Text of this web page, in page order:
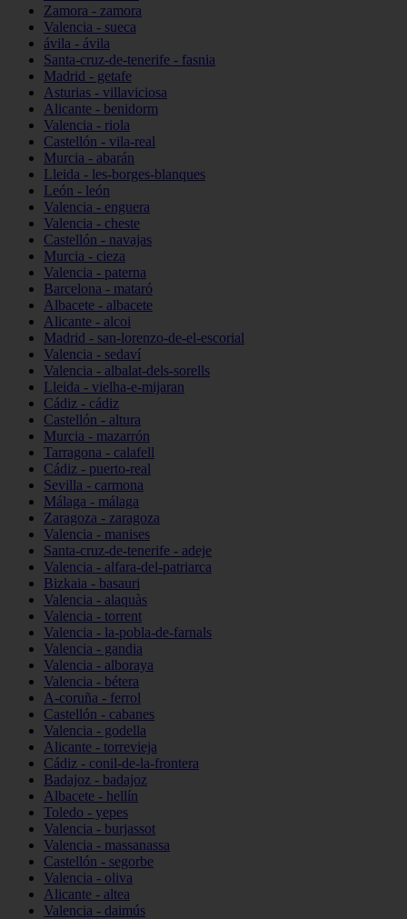
Zamora - zamora
Valencia - sueca
ávila - ávila
Santa-cruz-de-tenerife - fasnia
Madrid - getafe
Asturias - villaviciosa
Alicante - benidorm
Valencia - riola
Castellón - vila-real
Murcia - abarán
Lleida - les-borges-blanques
León - león
Valencia - enguera
Valencia - cheste
Castellón - navajas
Murcia - cieza
Valencia - paterna
Barcelona - mataró
Albacete - albacete
Alicante - alcoi
Madrid - san-lorenzo-de-el-escorial
Valencia - sedaví
Valencia - albalat-dels-sorells
Lleida - vielha-e-mijaran
Cádiz - cádiz
Castellón - altura
Murcia - mazarrón
Tarragona - calafell
Cádiz - puerto-real
Sevilla - carmona
Málaga - málaga
Zaragoza - zaragoza
Valencia - manises
Santa-cruz-de-tenerife - adeje
Valencia - alfara-del-patriarca
Bizkaia - basauri
Valencia - alaquàs
Valencia - torrent
Valencia - la-pobla-de-farnals
Valencia - gandia
Valencia - alboraya
Valencia - bétera
A-coruña - ferrol
Castellón - cabanes
Valencia - godella
Alicante - torrevieja
Cádiz - conil-de-la-frontera
Badajoz - badajoz
Albacete - hellín
Toledo - yepes
Valencia - burjassot
Valencia - massanassa
Castellón - segorbe
Valencia - oliva
Alicante - altea
Valencia - daimús